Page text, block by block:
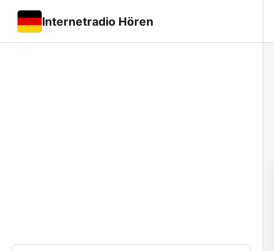
Internetradio Hören